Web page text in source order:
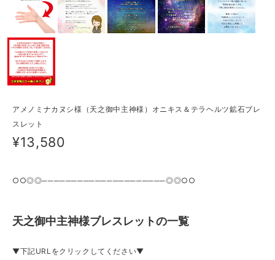
アメノミナカヌシ様（天之御中主神様）オニキス＆テラヘルツ鉱石ブレ
スレット
¥13,580
○○◎◎─────────────────────◎◎○○
天之御中主神様ブレスレットの一覧
▼下記URLをクリックしてください▼